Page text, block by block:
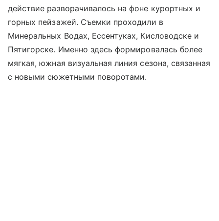
действие разворачивалось на фоне курортных и
горных пейзажей. Съемки проходили в
Минеральных Водах, Ессентуках, Кисловодске и
Пятигорске. Именно здесь формировалась более
мягкая, южная визуальная линия сезона, связанная
с новыми сюжетными поворотами.